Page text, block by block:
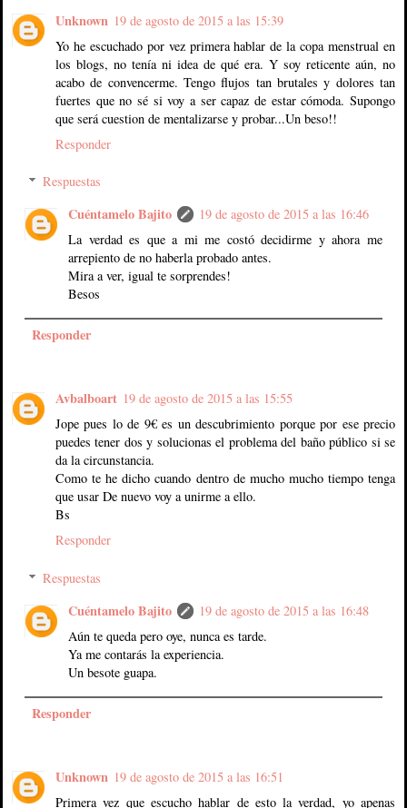
Unknown 19 de agosto de 2015 a las 15:39
Yo he escuchado por vez primera hablar de la copa menstrual en
los blogs, no tenía ni idea de qué era. Y soy reticente aún, no
acabo de convencerme. Tengo flujos tan brutales y dolores tan
fuertes que no sé si voy a ser capaz de estar cómoda. Supongo
que será cuestion de mentalizarse y probar...Un beso!!
Responder
Respuestas
Cuéntamelo Bajito
19 de agosto de 2015 a las 16:46
La verdad es que a mi me costó decidirme y ahora me
arrepiento de no haberla probado antes.
Mira a ver, igual te sorprendes!
Besos
Responder
Avbalboart 19 de agosto de 2015 a las 15:55
Jope pues lo de 9€ es un descubrimiento porque por ese precio
puedes tener dos y solucionas el problema del baño público si se
da la circunstancia.
Como te he dicho cuando dentro de mucho mucho tiempo tenga
que usar De nuevo voy a unirme a ello.
Bs
Responder
Respuestas
Cuéntamelo Bajito
19 de agosto de 2015 a las 16:48
Aún te queda pero oye, nunca es tarde.
Ya me contarás la experiencia.
Un besote guapa.
Responder
Unknown 19 de agosto de 2015 a las 16:51
Primera vez que escucho hablar de esto la verdad, yo apenas